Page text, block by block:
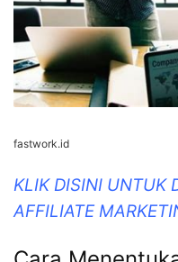
fastwork.id
KLIK DISINI UNTUK
AFFILIATE